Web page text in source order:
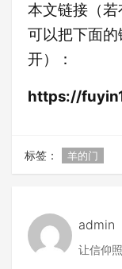
本文链接（若
可以把下面
开）：
https://
标签： 羊的门
admin